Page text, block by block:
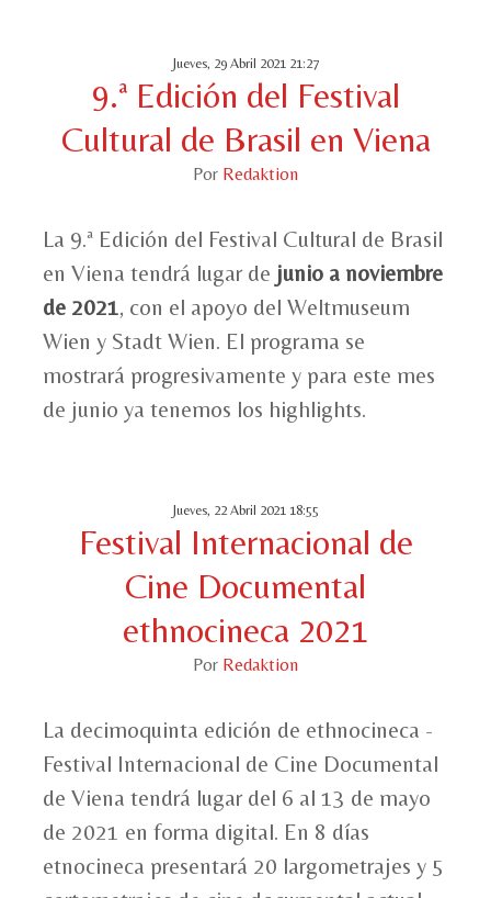
Jueves, 29 Abril 2021 21:27
9.ª Edición del Festival
Cultural de Brasil en Viena
Por Redaktion
La 9.ª Edición del Festival Cultural de Brasil
en Viena tendrá lugar de junio a noviembre
de 2021, con el apoyo del Weltmuseum
Wien y Stadt Wien. El programa se
mostrará progresivamente y para este mes
de junio ya tenemos los highlights.
Jueves, 22 Abril 2021 18:55
Festival Internacional de
Cine Documental
ethnocineca 2021
Por Redaktion
La decimoquinta edición de ethnocineca -
Festival Internacional de Cine Documental
de Viena tendrá lugar del 6 al 13 de mayo
de 2021 en forma digital. En 8 días
etnocineca presentará 20 largometrajes y 5